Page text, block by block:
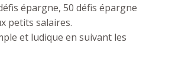
épargne, 50 défis épargne
petits salaires.
et ludique en suivant les